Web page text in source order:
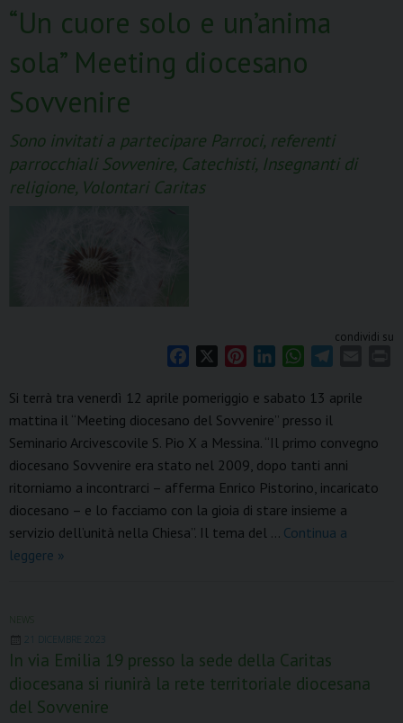
sostentamento
del
clero
“Un cuore solo e un’anima
sola” Meeting diocesano
Sovvenire
Sono invitati a partecipare Parroci, referenti
parrocchiali Sovvenire, Catechisti, Insegnanti di
religione, Volontari Caritas
condividi su
c
e
b
o
o
k
n
t
e
r
e
s
t
n
k
e
d
I
n
W
a
t
s
A
p
p
l
g
r
a
m
l
Si terrà tra venerdì 12 aprile pomeriggio e sabato 13 aprile
mattina il “Meeting diocesano del Sovvenire” presso il
Seminario Arcivescovile S. Pio X a Messina. “Il primo convegno
diocesano Sovvenire era stato nel 2009, dopo tanti anni
ritorniamo a incontrarci – afferma Enrico Pistorino, incaricato
diocesano – e lo facciamo con la gioia di stare insieme a
servizio dell’unità nella Chiesa”. Il tema del … Continua a
leggere “Un
un’anima
sola”
Meeting
diocesano
»
21 DICEMBRE 2023
In via Emilia 19 presso la sede della Caritas
diocesana si riunirà la rete territoriale diocesana
del Sovvenire